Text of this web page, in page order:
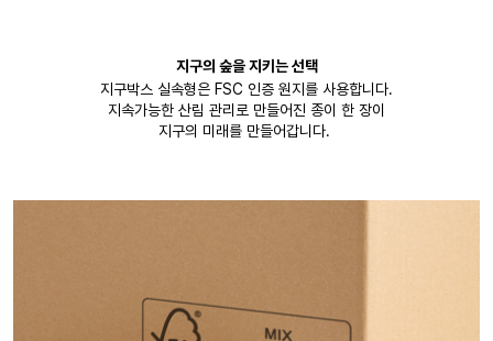
지구의 숲을 지키는 선택
지구박스 실속형은 FSC 인증 원지를 사용합니다.
지속가능한 산림 관리로 만들어진 종이 한 장이
지구의 미래를 만들어갑니다.